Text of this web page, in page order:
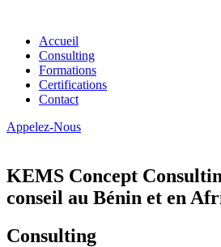
Accueil
Consulting
Formations
Certifications
Contact
Appelez-Nous
KEMS Concept
conseil au Bénin et en
Consulting